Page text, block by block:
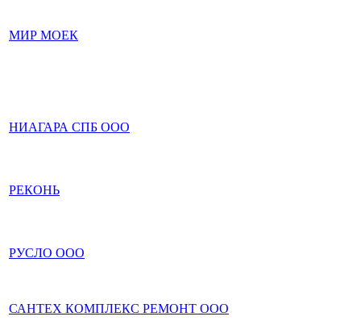
МИР МОЕК
НИАГАРА СПБ ООО
РЕКОНЬ
РУСЛО ООО
САНТЕХ КОМПЛЕКС РЕМОНТ ООО